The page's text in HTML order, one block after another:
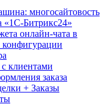
многосайтовость
«1С-Битрикс24»
онлайн-чата в
конфигурации
клиентами
заказа
+ Заказы